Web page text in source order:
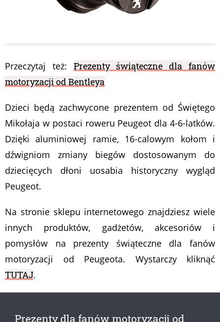
Przeczytaj też: Prezenty świąteczne dla fanów
motoryzacji od Bentleya
Dzieci będą zachwycone prezentem od Świętego
Mikołaja w postaci roweru Peugeot dla 4-6-latków.
Dzięki aluminiowej ramie, 16-calowym kołom i
dźwigniom zmiany biegów dostosowanym do
dziecięcych dłoni uosabia historyczny wygląd
Peugeot.
Na stronie sklepu internetowego znajdziesz wiele
innych produktów, gadżetów, akcesoriów i
pomysłów na prezenty świąteczne dla fanów
motoryzacji od Peugeota. Wystarczy kliknąć
TUTAJ.
Prezenty dla fanów motoryzacji od